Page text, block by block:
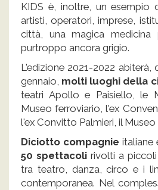
KIDS è, inoltre, un esempio
artisti, operatori, imprese,
città, una magica
purtroppo ancora grigio.
L'edizione 2021-2022 abiterà,
gennaio, molti luoghi della
teatri Apollo e Paisiello, le
Museo ferroviario, l'ex
l'ex Convitto Palmieri, il
Diciotto compagnie italiane
50 spettacoli rivolti a
tra teatro, danza, circo e i
contemporanea. Nel